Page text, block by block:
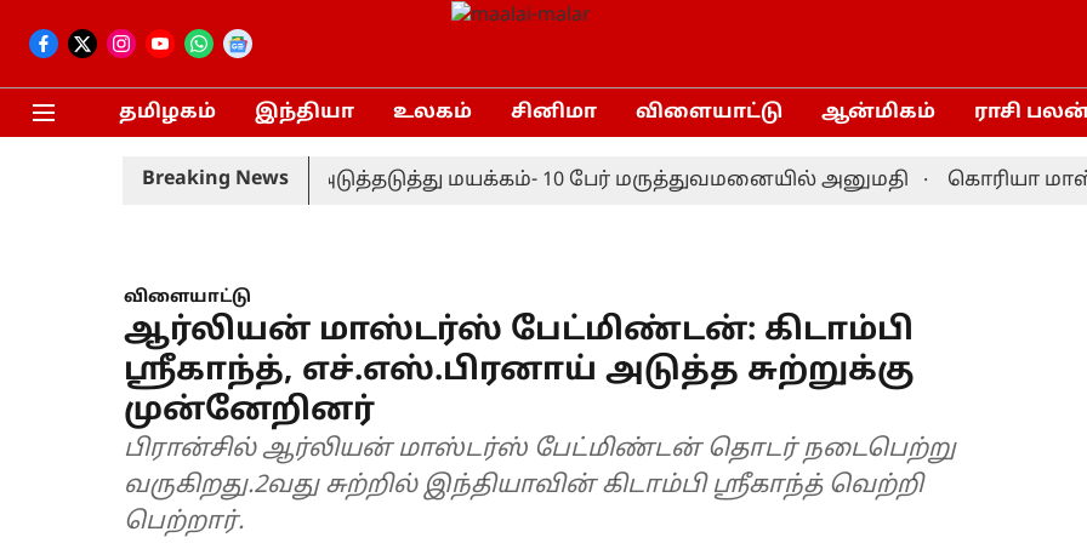
தமிழகம் இந்தியா உலகம் சினிமா விளையாட்டு ஆன்மிகம் ராசி
Breaking News
காவலர்கள் அடுத்தடுத்து மயக்கம்- 10 பேர் மருத்துவமனையில் அனுமதி கொரியா
விளையாட்டு
ஆர்லியன் மாஸ்டர்ஸ் பேட்மிண்டன்: கிடாம்பி
ஸ்ரீகாந்த், எச்.எஸ்.பிரனாய் அடுத்த சுற்றுக்கு
முன்னேறினர்
பிரான்சில் ஆர்லியன் மாஸ்டர்ஸ் பேட்மிண்டன் தொடர் நடைபெற்று
வருகிறது.2வது சுற்றில் இந்தியாவின் கிடாம்பி ஸ்ரீகாந்த் வெற்றி
பெற்றார்.